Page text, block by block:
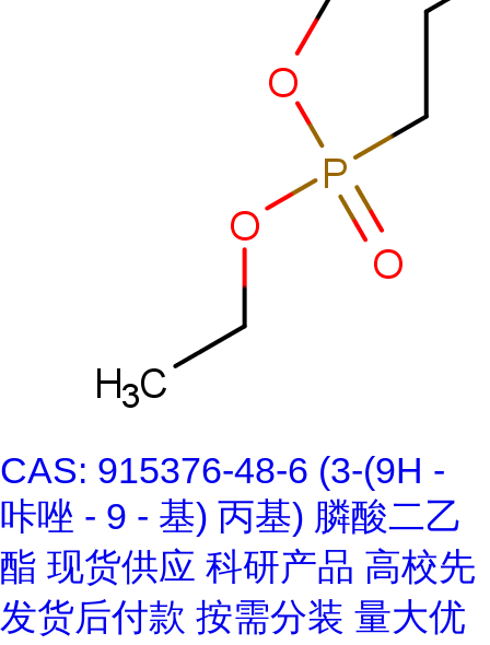
CAS: 915376-48-6 (3-(9H -
咔唑 - 9 - 基) 丙基) 膦酸二乙
酯 现货供应 科研产品 高校先
发货后付款 按需分装 量大优